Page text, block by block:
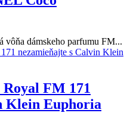
dámskeho parfumu FM...
FM 171
Klein Euphoria